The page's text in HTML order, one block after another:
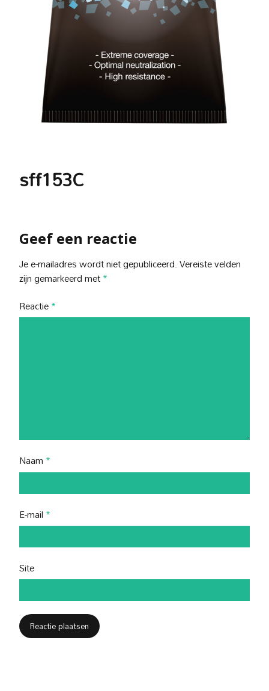
sff153C
Geef een reactie
Je e-mailadres wordt niet gepubliceerd.Vereiste velden
zijn gemarkeerd met*
Reactie*
Naam *
E-mail *
Site